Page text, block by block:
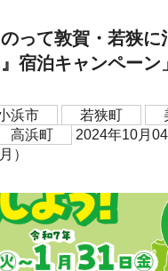
って敦賀・若狭に
』宿泊キャンペーン
浜市 若狭町
高浜町
2024年10月
）